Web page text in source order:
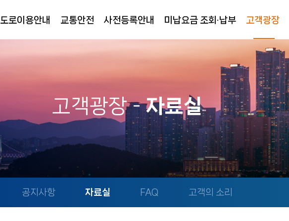
도로이용안내 교통안전 사전등록안내 미납요금 조회·납부 고객광장
고객광장-자료실
공지사항 자료실 FAQ 고객의 소리